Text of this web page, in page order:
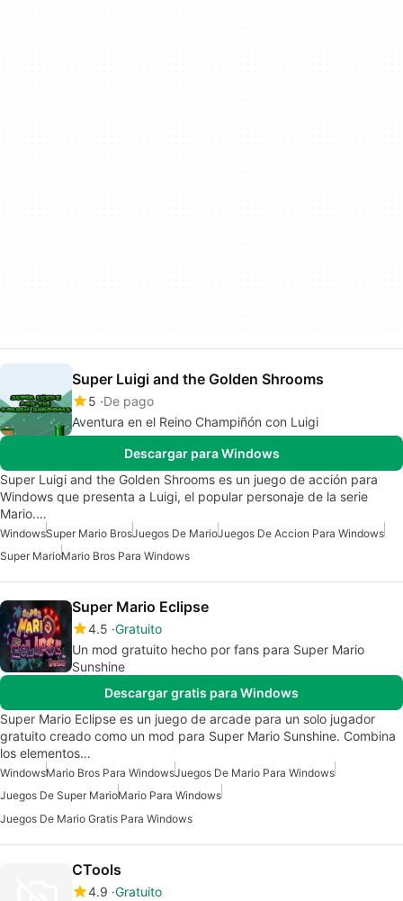
Super Luigi and the Golden Shrooms
5 De pago
Aventura en el Reino Champiñón con Luigi
Descargar para Windows
Super Luigi and the Golden Shrooms es un juego de acción para
Windows que presenta a Luigi, el popular personaje de la serie
Mario.…
WindowsSuper Mario BrosJuegos De MarioJuegos De Accion Para Windows
Super MarioMario Bros Para Windows
Super Mario Eclipse
4.5 Gratuito
Un mod gratuito hecho por fans para Super Mario
Sunshine
Descargar gratis para Windows
Super Mario Eclipse es un juego de arcade para un solo jugador
gratuito creado como un mod para Super Mario Sunshine. Combina
los elementos…
WindowsMario Bros Para WindowsJuegos De Mario Para Windows
Juegos De Super MarioMario Para Windows
Juegos De Mario Gratis Para Windows
CTools
4.9 Gratuito